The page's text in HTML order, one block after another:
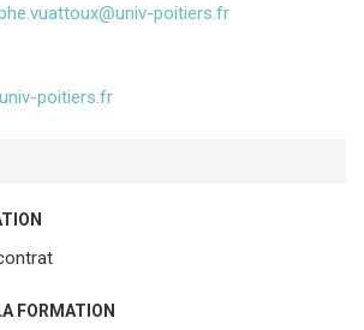
poitiers.fr
poitiers.fr
FORMATION